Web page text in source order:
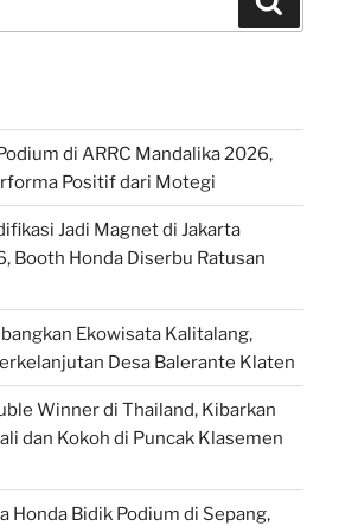
di ARRC Mandalika 2026,
Positif dari Motegi
Jadi Magnet di Jakarta
Booth Honda Diserbu Ratusan
Ekowisata Kalitalang,
Desa Balerante Klaten
Winner di Thailand, Kibarkan
dan Kokoh di Puncak Klasemen
Honda Bidik Podium di Sepang,